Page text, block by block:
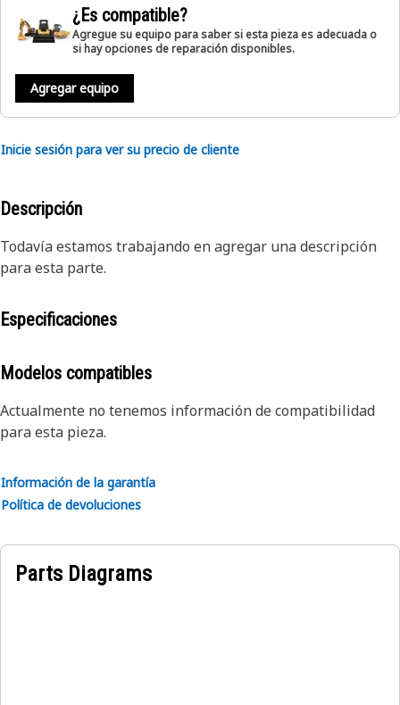
¿Es compatible?
Agregue su equipo para saber si esta pieza es adecuada o
si hay opciones de reparación disponibles.
Agregar equipo
Inicie sesión para ver su precio de cliente
Descripción
Todavía estamos trabajando en agregar una descripción
para esta parte.
Especificaciones
Modelos compatibles
Actualmente no tenemos información de compatibilidad
para esta pieza.
Información de la garantía
Política de devoluciones
Parts Diagrams